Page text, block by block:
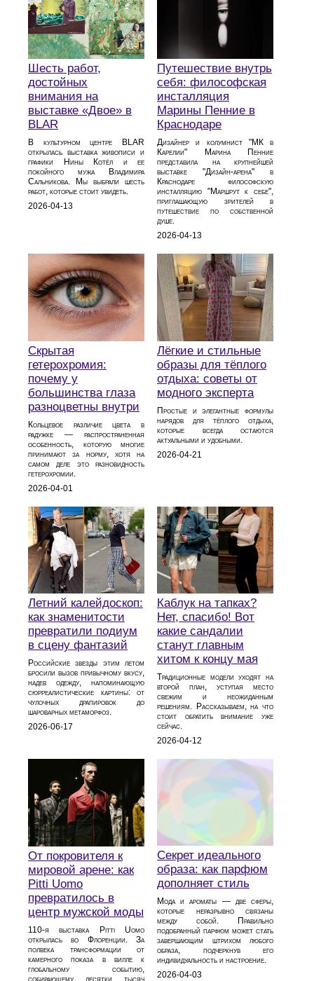
Шесть работ,
достойных
внимания на
выставке «Двое» в
BLAR
В культурном центре BLAR
открылась выставка живописи и
графики Нины Котёл и ее
покойного мужа Владимира
Сальникова. Мы выбрали шесть
работ, которые стоит увидеть.
2026-04-13
Путешествие внутрь
себя: философская
инсталляция
Марины Пенние в
Краснодаре
Дизайнер и колумнист "МК в
Карелии" Марина Пенние
представила на крупнейшей
выставке "Дизайн-арена" в
Краснодаре философскую
инсталляцию "Маршрут к себе",
приглашающую зрителей в
путешествие по собственной
душе.
2026-04-13
Скрытая
гетерохромия:
почему у
большинства глаза
разноцветны внутри
Кольцевое различие цвета в
радужке — распространенная
особенность, которую многие
принимают за норму, хотя на
самом деле это разновидность
гетерохромии.
2026-04-01
Лёгкие и стильные
образы для тёплого
отдыха: советы от
модного эксперта
Простые и элегантные формулы
нарядов для тёплого отдыха,
которые всегда остаются
актуальными и удобными.
2026-04-21
Летний калейдоскоп:
как знаменитости
превратили подиум
в сцену фантазий
Российские звезды этим летом
бросили вызов привычному вкусу,
надев одежду, напоминающую
сюрреалистические картины: от
чулочных драпировок до
шароварных метаморфоз.
2026-06-17
Каблук на тапках?
Нет, спасибо! Вот
какие сандалии
станут главным
хитом к концу мая
Традиционные модели уходят на
второй план, уступая место
свежим и неожиданным
решениям. Рассказываем, на что
стоит обратить внимание уже
сейчас.
2026-04-12
От покровителя к
мировой арене: как
Pitti Uomo
превратилось в
центр мужской моды
110‑я выставка Pitti Uomo
открылась во Флоренции. За
полвека трансформации от
камерного показа в вилле к
глобальному событию,
собирающему десятки тысяч
Секрет идеального
образа: как парфюм
дополняет стиль
Мода и ароматы — две сферы,
которые неразрывно связаны
между собой. Правильно
подобранный парфюм может стать
завершающим штрихом любого
образа, подчеркнув его
индивидуальность и настроение.
2026-04-03